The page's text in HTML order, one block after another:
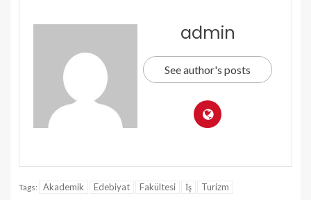
admin
See author's posts
Tags: Akademik Edebiyat Fakültesi İş Turizm